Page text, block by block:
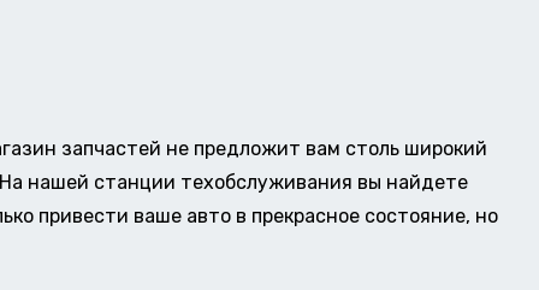
запчастей не предложит вам столь широкий
нашей станции техобслуживания вы найдете
привести ваше авто в прекрасное состояние, но